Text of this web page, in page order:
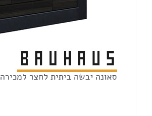
סאונה יבשה ביתית לחצר למכירה